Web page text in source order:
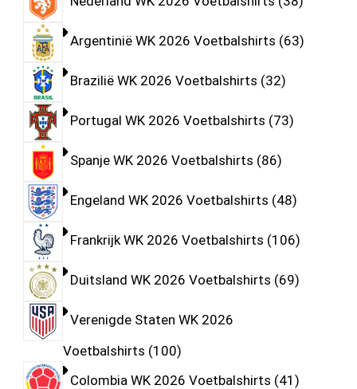
Argentinië WK 2026 Voetbalshirts 63
Brazilië WK 2026 Voetbalshirts 32
Portugal WK 2026 Voetbalshirts 73
Spanje WK 2026 Voetbalshirts 86
Engeland WK 2026 Voetbalshirts 48
Frankrijk WK 2026 Voetbalshirts 106
Duitsland WK 2026 Voetbalshirts 69
Verenigde Staten WK 2026
Voetbalshirts 100
Colombia WK 2026 Voetbalshirts 41